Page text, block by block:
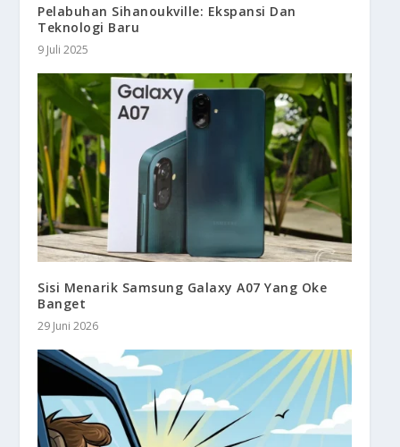
Pelabuhan Sihanoukville: Ekspansi Dan
Teknologi Baru
9 Juli 2025
Sisi Menarik Samsung Galaxy A07 Yang Oke
Banget
29 Juni 2026